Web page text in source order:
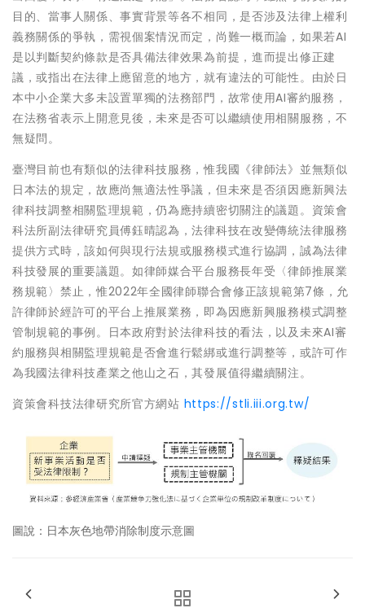
目的、當事人關係、事實背景等各不相同，是否涉及法律上權利
義務關係的爭執，需視個案情況而定，尚難一概而論，如果若AI
是以判斷契約條款是否具備法律效果為前提，進而提出修正建
議，或指出在法律上應留意的地方，就有違法的可能性。由於日
本中小企業大多未設置單獨的法務部門，故常使用AI審約服務，
在法務省表示上開意見後，未來是否可以繼續使用相關服務，不
無疑問。
臺灣目前也有類似的法律科技服務，惟我國《律師法》並無類似
日本法的規定，故應尚無適法性爭議，但未來是否須因應新興法
律科技調整相關監理規範，仍為應持續密切關注的議題。資策會
科法所副法律研究員傅鈺晴認為，法律科技在改變傳統法律服務
提供方式時，該如何與現行法規或服務模式進行協調，誠為法律
科技發展的重要議題。如律師媒合平台服務長年受〈律師推展業
務規範〉禁止，惟2022年全國律師聯合會修正該規範第7條，允
許律師於經許可的平台上推展業務，即為因應新興服務模式調整
管制規範的事例。日本政府對於法律科技的看法，以及未來AI審
約服務與相關監理規範是否會進行鬆綁或進行調整等，或許可作
為我國法律科技產業之他山之石，其發展值得繼續關注。
資策會科技法律研究所官方網站 https://stli.iii.org.tw/
圖說：日本灰色地帶消除制度示意圖